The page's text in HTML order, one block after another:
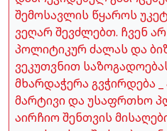
შემოსავლის წყაროს
ვეღარ შევძლებთ. ჩვენ
პოლიტიკურ ძალას და
ვეკუთვნით
მხარდაჭერა გვჭირდება
მარტივი და უსაფრთხო
აირჩიო შენთვის